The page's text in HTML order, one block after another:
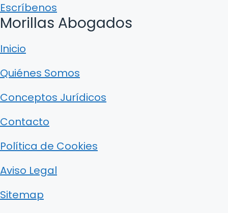
Escríbenos
Morillas Abogados
Inicio
Quiénes Somos
Conceptos Jurídicos
Contacto
Política de Cookies
Aviso Legal
Sitemap